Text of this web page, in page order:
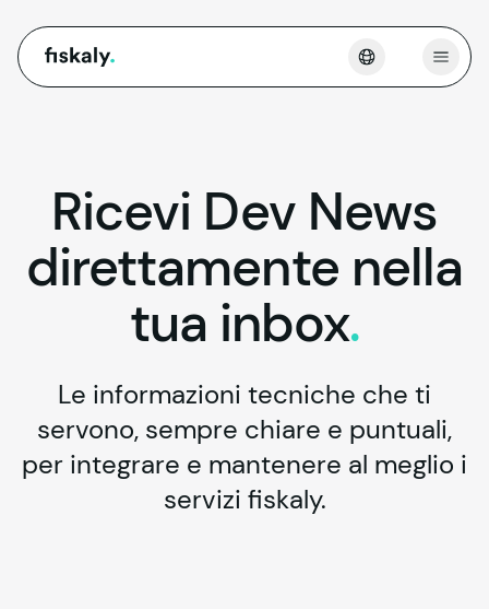
fiskaly. Apri
Ricevi Dev News
direttamente nella
tua inbox.
Le informazioni tecniche che ti
servono, sempre chiare e puntuali,
per integrare e mantenere al meglio i
servizi fiskaly.